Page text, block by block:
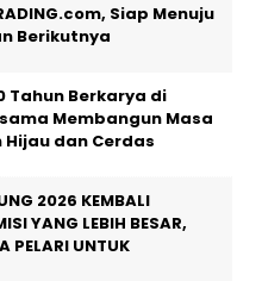
Siap Menuju
Berikutnya
Tahun Berkarya di
Membangun Masa
Hijau dan Cerdas
2026 KEMBALI
YANG LEBIH BESAR,
PELARI UNTUK